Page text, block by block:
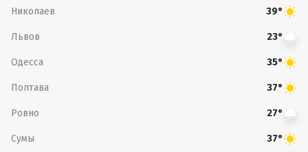
Николаев 39°
Львов 23°
Одесса 35°
Полтава 37°
Ровно 27°
Сумы 37°